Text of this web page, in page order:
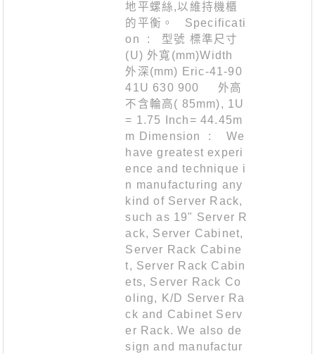
地平螺絲,以維持機櫃
的平衡。 Specificati
on : 型號 標準尺寸
(U) 外寬(mm)Width
外深(mm) Eric-41-90
41U 630 900 外高
不含輪高( 85mm), 1U
= 1.75 Inch= 44.45m
m Dimension : We
have greatest experi
ence and technique i
n manufacturing any
kind of Server Rack,
such as 19" Server R
ack, Server Cabinet,
Server Rack Cabine
t, Server Rack Cabin
ets, Server Rack Co
oling, K/D Server Ra
ck and Cabinet Serv
er Rack. We also de
sign and manufactur